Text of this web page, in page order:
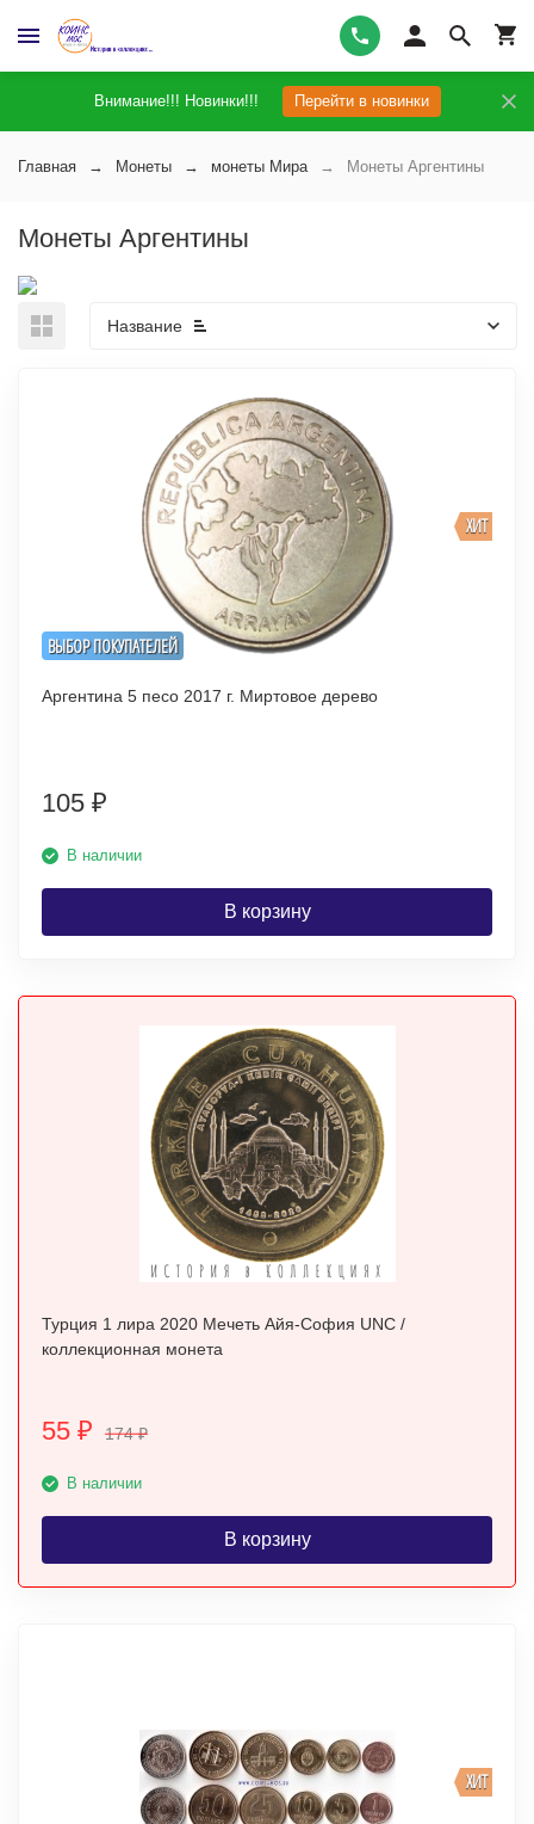
Внимание!!! Новинки!!! Перейти в новинки
Главная Монеты монеты Мира Монеты Аргентины
Монеты Аргентины
Название
ВЫБОР ПОКУПАТЕЛЕЙ
ХИТ
Аргентина 5 песо 2017 г. Миртовое дерево
105 ₽
В наличии
В корзину
Турция 1 лира 2020 Мечеть Айя-София UNC /
коллекционная монета
55 ₽ 174₽
В наличии
В корзину
ХИТ